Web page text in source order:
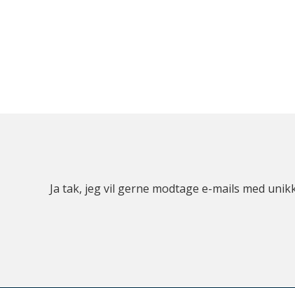
Ja tak, jeg vil gerne modtage e-mails med